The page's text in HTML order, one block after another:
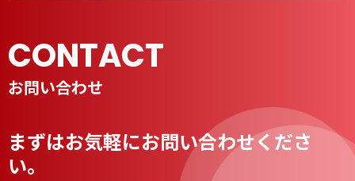
CONTACT
お問い合わせ
まずはお気軽にお問い合わせくださ
い。